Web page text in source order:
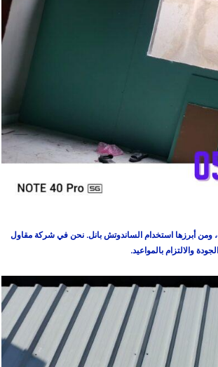
ومن أبرزها استخدام الساندوتش بانل. نحن في شركة مقاول
والالتزام بالمواعيد.